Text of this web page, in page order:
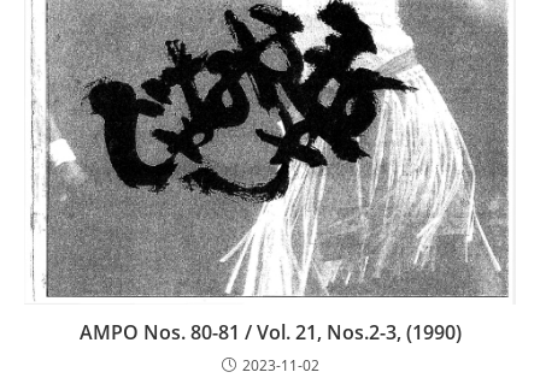
AMPO Nos. 80-81 / Vol. 21, Nos.2-3, (1990)
2023-11-02